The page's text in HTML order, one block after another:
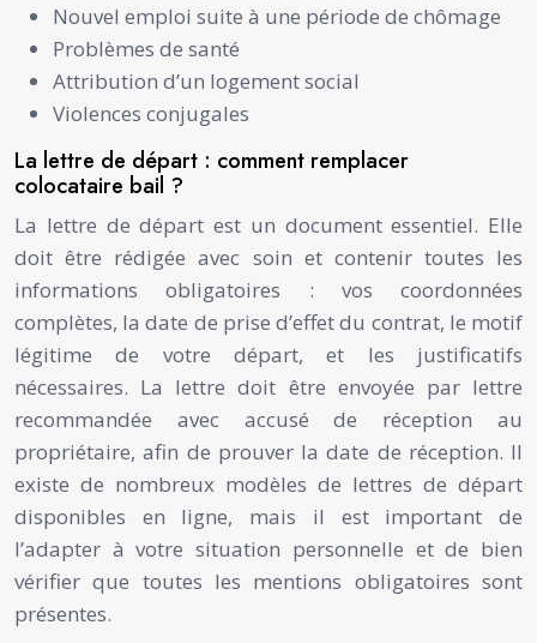
Nouvel emploi suite à une période de chômage
Problèmes de santé
Attribution d’un logement social
Violences conjugales
La lettre de départ : comment remplacer
colocataire bail ?
La lettre de départ est un document essentiel. Elle
doit être rédigée avec soin et contenir toutes les
informations obligatoires : vos coordonnées
complètes, la date de prise d’effet du contrat, le motif
légitime de votre départ, et les justificatifs
nécessaires. La lettre doit être envoyée par lettre
recommandée avec accusé de réception au
propriétaire, afin de prouver la date de réception. Il
existe de nombreux modèles de lettres de départ
disponibles en ligne, mais il est important de
l’adapter à votre situation personnelle et de bien
vérifier que toutes les mentions obligatoires sont
présentes.